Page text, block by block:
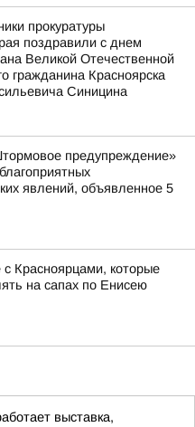
прокуратуры
поздравили с днем
Великой Отечественной
гражданина Красноярска
Синицина
предупреждение»
явлений, объявленное 5
Красноярцами, которые
на сапах по Енисею
выставка,